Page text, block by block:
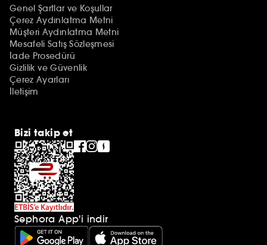
Genel Şartlar ve Koşullar
Çerez Aydınlatma Metni
Müşteri Aydınlatma Metni
Mesafeli Satış Sözleşmesi
İade Prosedürü
Gizlilik ve Güvenlik
Çerez Ayarları
İletişim
Bizi takip et
Sephora App'i indir